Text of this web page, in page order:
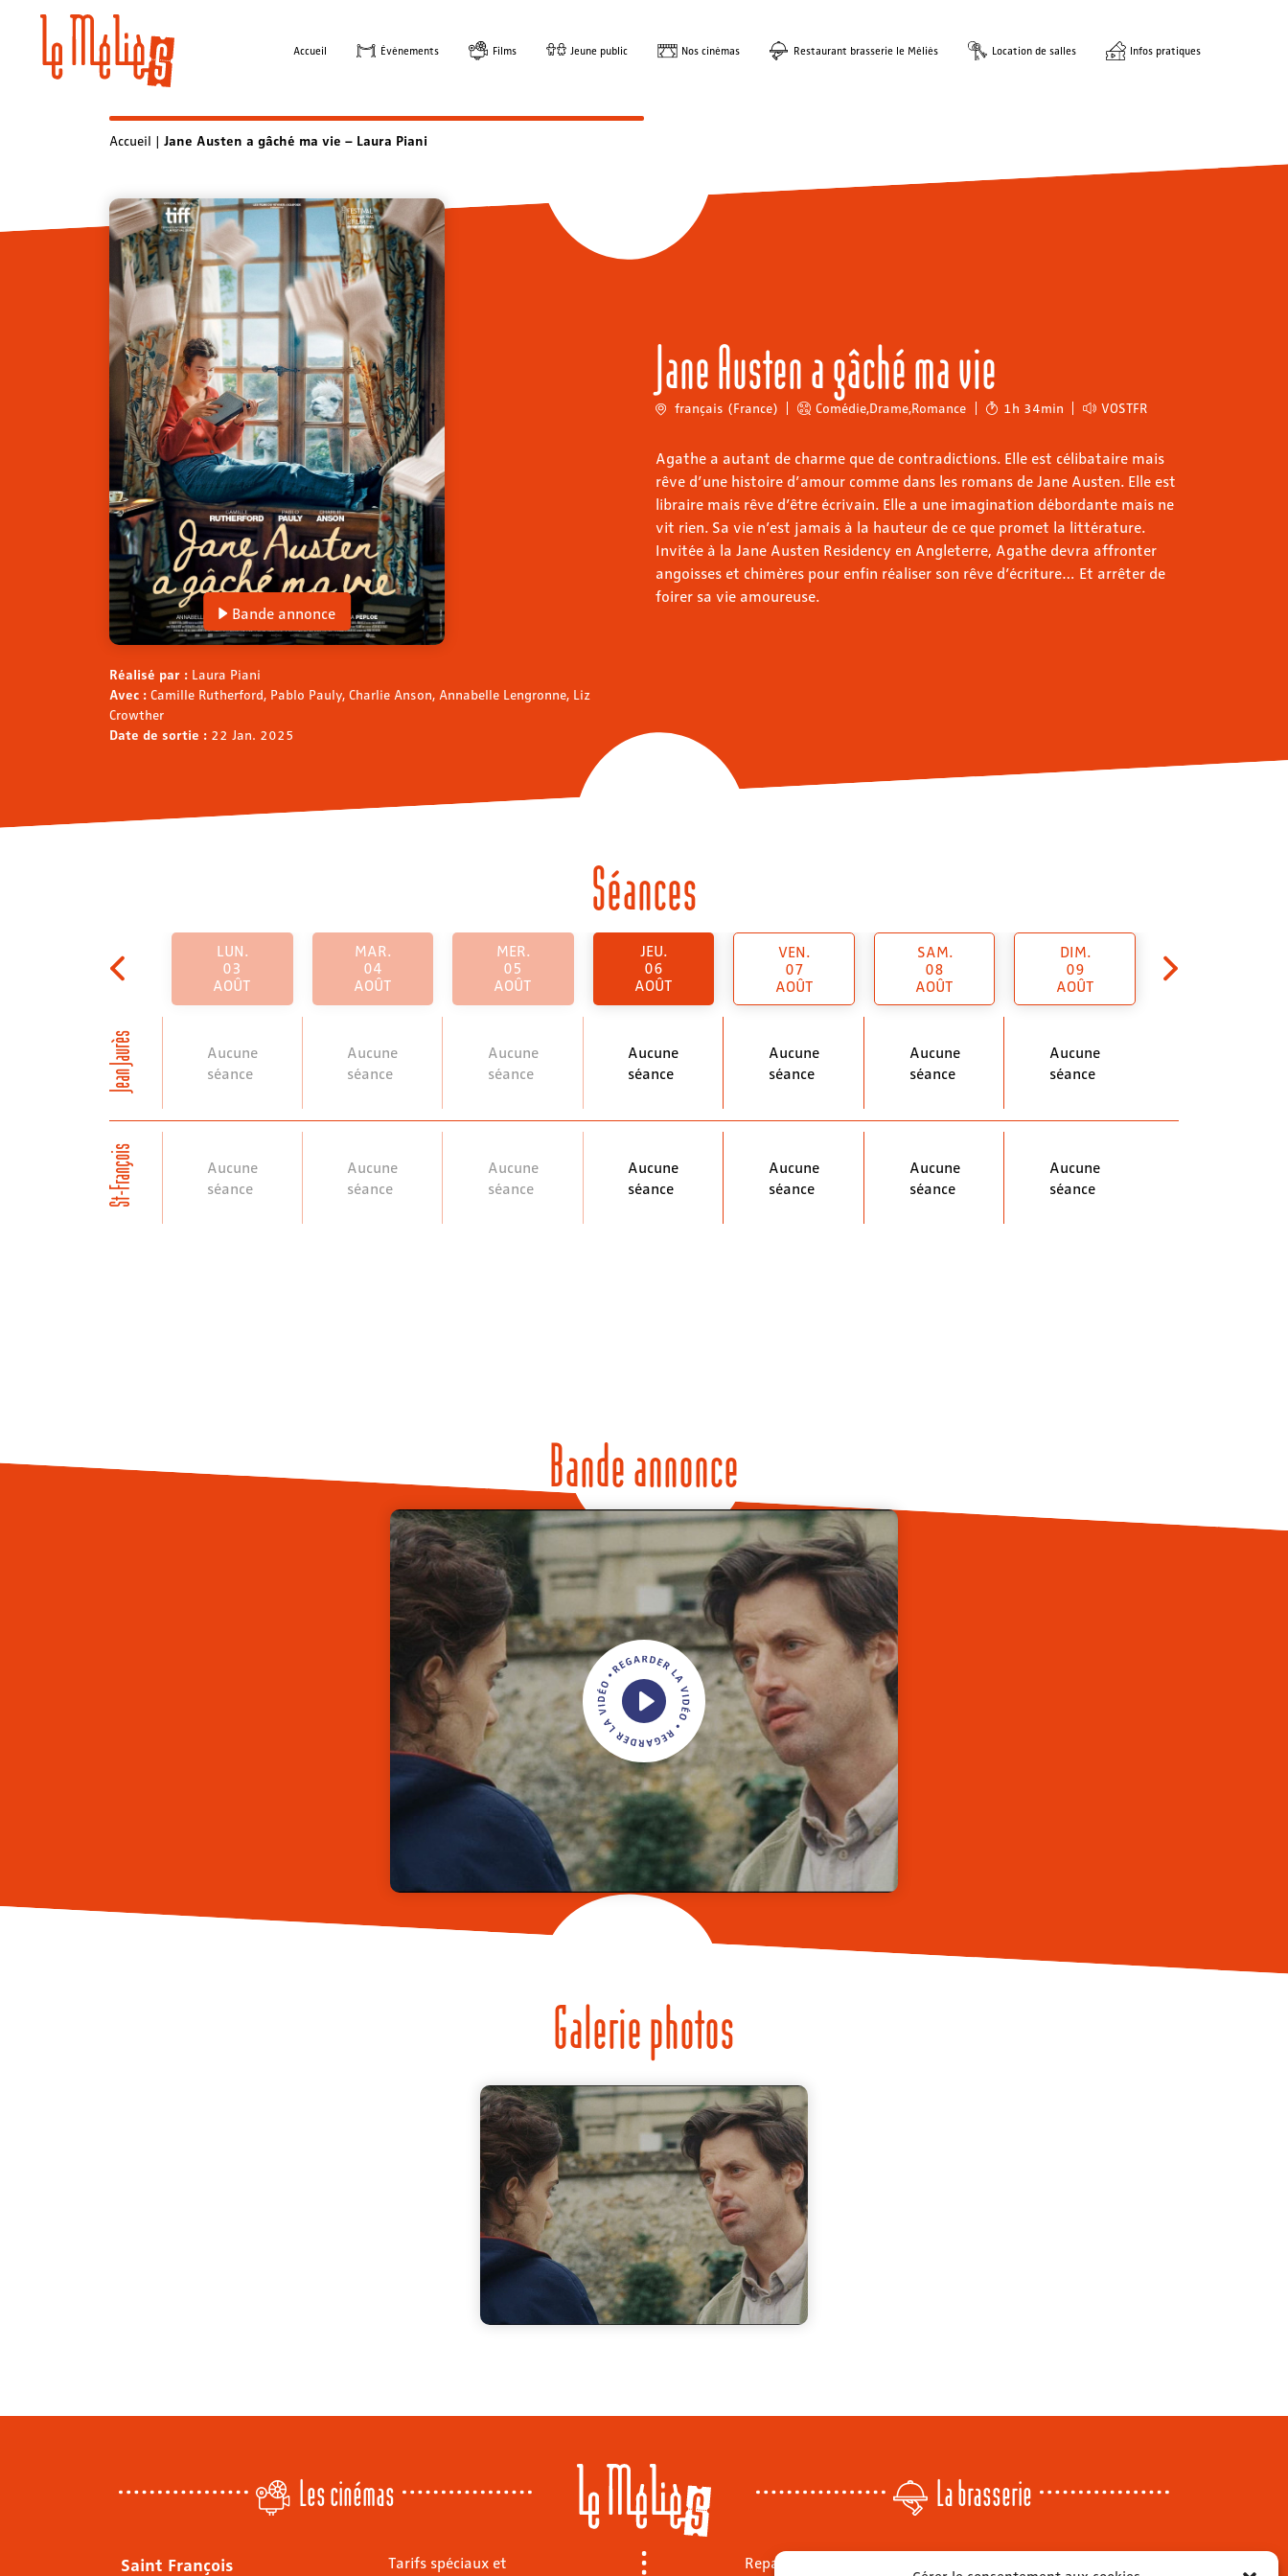
Accueil Évènements Films Jeune public Nos cinémas Restaurant brasserie le Méliès Location de salles Infos pratiques
Accueil | Jane Austen a gâché ma vie – Laura Piani
Bande annonce
Réalisé par : Laura Piani
Avec : Camille Rutherford, Pablo Pauly, Charlie Anson, Annabelle Lengronne, Liz
Crowther
Date de sortie : 22 Jan. 2025
Jane Austen a gâché ma vie
français (France) Comédie,Drame,Romance 1h 34min VOSTFR
Agathe a autant de charme que de contradictions. Elle est célibataire mais
rêve d’une histoire d’amour comme dans les romans de Jane Austen. Elle est
libraire mais rêve d’être écrivain. Elle a une imagination débordante mais ne
vit rien. Sa vie n’est jamais à la hauteur de ce que promet la littérature.
Invitée à la Jane Austen Residency en Angleterre, Agathe devra affronter
angoisses et chimères pour enfin réaliser son rêve d’écriture… Et arrêter de
foirer sa vie amoureuse.
Séances
Jean Jaurès
St-François
LUN.
03
AOÛT
Aucune
séance
Aucune
séance
MAR.
04
AOÛT
Aucune
séance
Aucune
séance
MER.
05
AOÛT
Aucune
séance
Aucune
séance
JEU.
06
AOÛT
Aucune
séance
Aucune
séance
VEN.
07
AOÛT
Aucune
séance
Aucune
séance
SAM.
08
AOÛT
Aucune
séance
Aucune
séance
DIM.
09
AOÛT
Aucune
séance
Aucune
séance
Bande annonce
Galerie photos
Les cinémas La brasserie
Saint François
Tarifs spéciaux et
Repas sur place